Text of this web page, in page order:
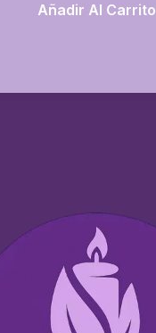
Añadir Al Carrito